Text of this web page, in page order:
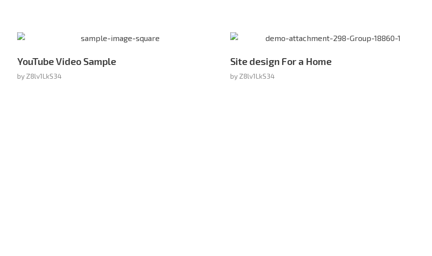
YouTube Video Sample
by Z8lv1LkS34
Site design For a Home
by Z8lv1LkS34